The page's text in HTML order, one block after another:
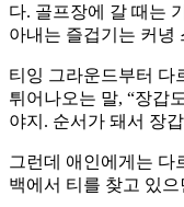
다. 골프장에 갈 때는
아내는 즐겁기는 커녕
티잉 그라운드부터 다
튀어나오는 말, “장갑
야지. 순서가 돼서 장
그런데 애인에게는 다
백에서 티를 찾고 있으